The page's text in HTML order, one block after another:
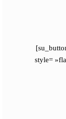
style=